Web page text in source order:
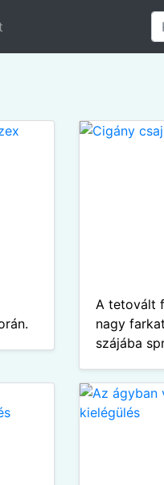
A tetovált
nagy
szájába